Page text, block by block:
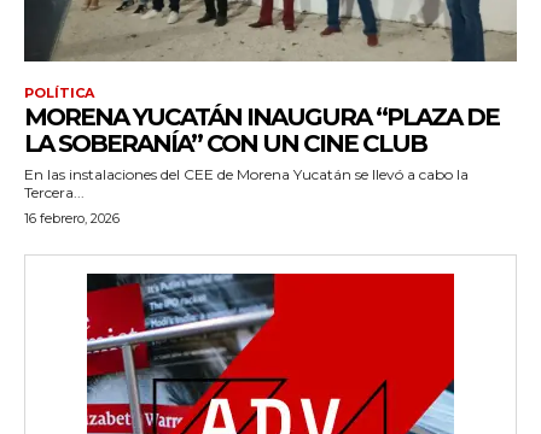
POLÍTICA
MORENA YUCATÁN INAUGURA “PLAZA DE
LA SOBERANÍA” CON UN CINE CLUB
En las instalaciones del CEE de Morena Yucatán se llevó a cabo la
Tercera...
16 febrero, 2026